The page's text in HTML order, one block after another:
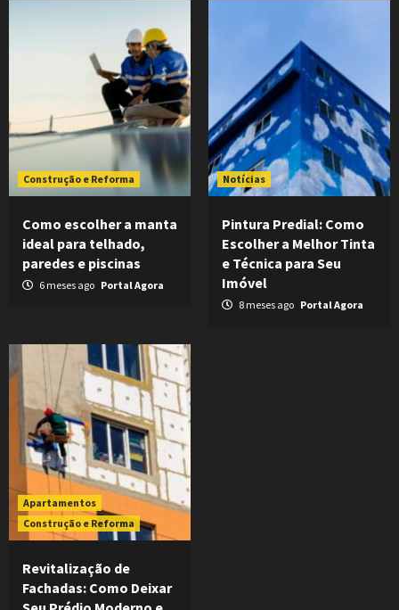
Construção e Reforma
Como escolher a manta
ideal para telhado,
paredes e piscinas
6 meses ago Portal Agora
Notícias
Pintura Predial: Como
Escolher a Melhor Tinta
e Técnica para Seu
Imóvel
8 meses ago Portal Agora
Apartamentos
Construção e Reforma
Revitalização de
Fachadas: Como Deixar